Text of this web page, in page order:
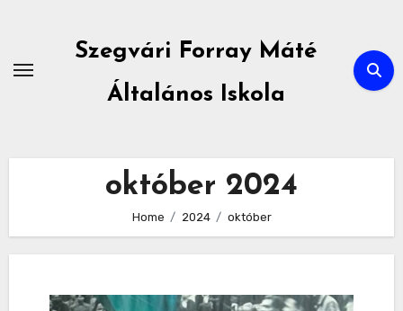
content
Szegvári Forray Máté
Általános Iskola
október 2024
Home 2024 október